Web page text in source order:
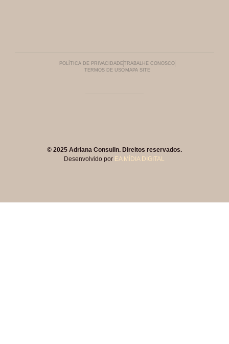
POLÍTICA DE PRIVACIDADE TRABALHE CONOSCO
TERMOS DE USO MAPA SITE
© 2025 Adriana Consulin. Direitos reservados.
Desenvolvido por EA MÍDIA DIGITAL